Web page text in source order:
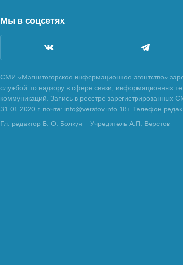
Мы в соцсетях
СМИ «Магнитогорское информационное агентство»
службой по надзору в сфере связи, информационных
коммуникаций. Запись в реестре
31.01.2020 г. почта: info@verstov.info 18+ Телефон
Гл. редактор В. О. Болкун
Учредитель А.П. Верстов